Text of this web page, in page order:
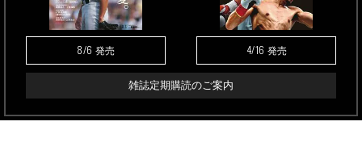
8/6 発売 4/16 発売
雑誌定期購読のご案内